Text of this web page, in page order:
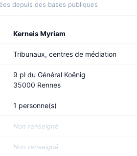
depuis des bases publiques
Kerneis Myriam
Tribunaux, centres de médiation
9 pl du Général Koënig
35000 Rennes
1 personne(s)
Non renseigné
Non renseigné